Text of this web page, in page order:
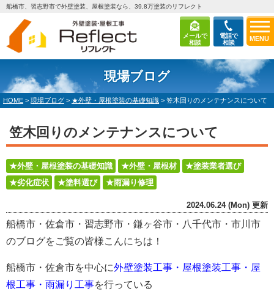
メールで
相談
電話で
相談
MENU
船橋市、習志野市で外壁塗装、屋根塗装なら、39,8万塗装のリフレクト
現場ブログ
HOME > 現場ブログ > ★外壁・屋根塗装の基礎知識 > 笠木回りのメンテナンスについて
笠木回りのメンテナンスについて
★外壁・屋根塗装の基礎知識 ★外壁・屋根材
★塗装業者選び
★劣化症状
★塗料選び ★雨漏り修理
2024.06.24 (Mon) 更新
船橋市・佐倉市・習志野市・鎌ヶ谷市・八千代市・市川市
のブログをご覧の皆様こんにちは！
船橋市・佐倉市を中心に外壁塗装工事・屋根塗装工事・屋
根工事・雨漏り工事を行っている